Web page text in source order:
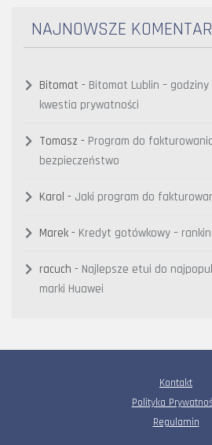
NAJNOWSZE
Bitomat - Bitomat Lublin –
kwestia prywatności
Tomasz - Program do
bezpieczeństwo
Karol - Jaki program do
Marek - Kredyt gotówkowy –
racuch - Najlepsze etui do
marki Huawei
Kontakt
Polityka
Regulamin